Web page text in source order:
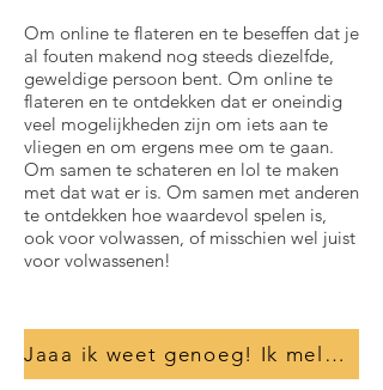
Om online te flateren en te beseffen dat je
al fouten makend nog steeds diezelfde,
geweldige persoon bent. Om online te
flateren en te ontdekken dat er oneindig
veel mogelijkheden zijn om iets aan te
vliegen en om ergens mee om te gaan.
Om samen te schateren en lol te maken
met dat wat er is. Om samen met anderen
te ontdekken hoe waardevol spelen is,
ook voor volwassen, of misschien wel juist
voor volwassenen!
Jaaa ik weet genoeg! Ik meld me direct aan.